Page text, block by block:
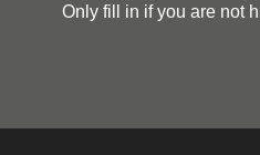
Only fill in if you are not